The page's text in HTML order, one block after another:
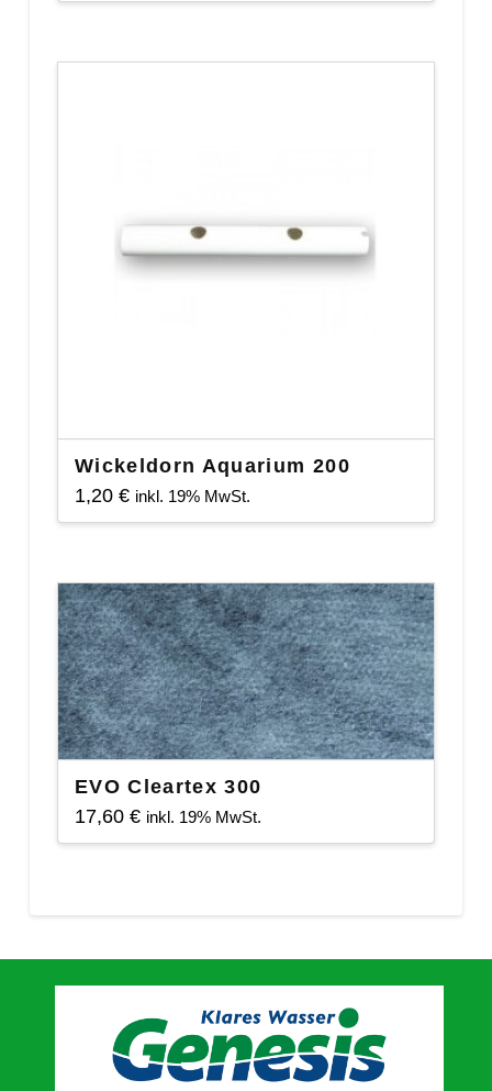
Wickeldorn Aquarium 200
1,20 € inkl. 19% MwSt.
EVO Cleartex 300
17,60 € inkl. 19% MwSt.